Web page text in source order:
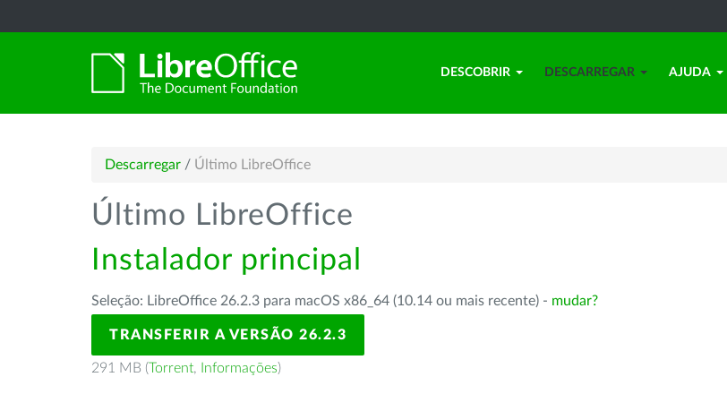
DESCOBRIR DESCARREGAR AJUDA
Descarregar / Último LibreOffice
Último LibreOffice
Instalador principal
Seleção: LibreOffice 26.2.3 para macOS x86_64 (10.14 ou mais recente) - mudar?
TRANSFERIR A VERSÃO 26.2.3
291 MB (Torrent, Informações)